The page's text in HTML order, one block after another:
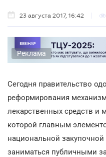
23 августа 2017, 16:42
Реклама
Сегодня правительство
реформирования
лекарственных средств и
которой главным
национальной
заниматься публичными